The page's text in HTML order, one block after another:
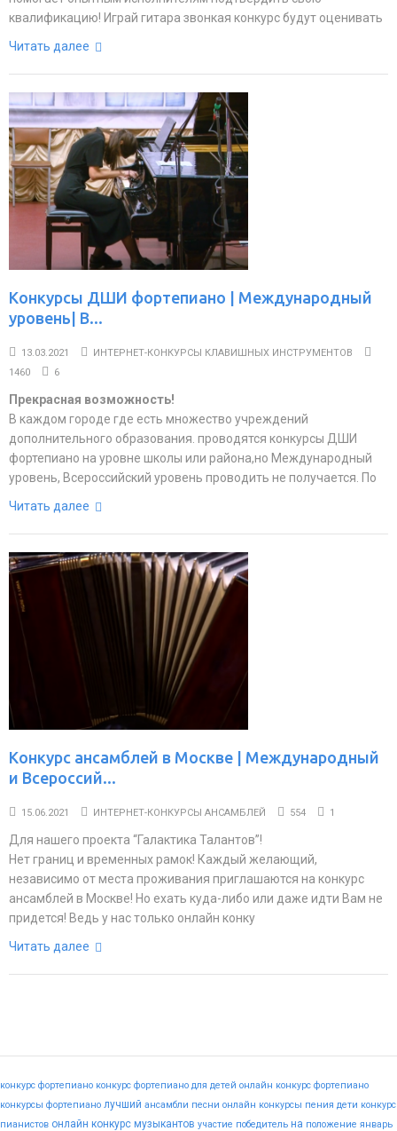
квалификацию! Играй гитара звонкая конкурс будут оценивать
Читать далее
Конкурсы ДШИ фортепиано | Международный
уровень| В...
13.03.2021
ИНТЕРНЕТ-КОНКУРСЫ КЛАВИШНЫХ ИНСТРУМЕНТОВ
1460
6
Прекрасная возможность!
В каждом городе где есть множество учреждений
дополнительного образования. проводятся конкурсы ДШИ
фортепиано на уровне школы или района,но Международный
уровень, Всероссийский уровень проводить не получается. По
Читать далее
Конкурс ансамблей в Москве | Международный
и Всероссий...
15.06.2021 ИНТЕРНЕТ-КОНКУРСЫ АНСАМБЛЕЙ 554 1
Для нашего проекта “Галактика Талантов”!
Нет границ и временных рамок! Каждый желающий,
независимо от места проживания приглашаются на конкурс
ансамблей в Москве! Но ехать куда-либо или даже идти Вам не
придется! Ведь у нас только онлайн конку
Читать далее
конкурс фортепиано конкурс фортепиано для детей онлайн конкурс фортепиано
конкурсы фортепиано лучший ансамбли песни онлайн конкурсы пения дети конкурс
пианистов онлайн конкурс музыкантов участие победитель на положение январь